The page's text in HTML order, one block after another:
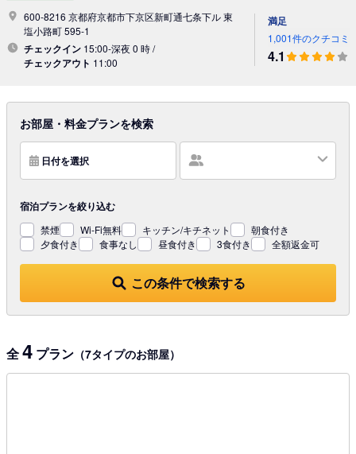
600-8216 京都府京都市下京区新町通七条下ル 東
塩小路町 595-1
チェックイン 15:00-深夜 0 時 /
チェックアウト 11:00
満足
1,001件のクチコミ
4.1
お部屋・料金プランを検索
日付を選択
この条件で検索する
宿泊プランを絞り込む
禁煙 Wi-Fi無料 キッチン/キチネット
朝食付き
夕食付き
食事なし 昼食付き 3食付き 全額返金可
全4 プラン （7タイプのお部屋）